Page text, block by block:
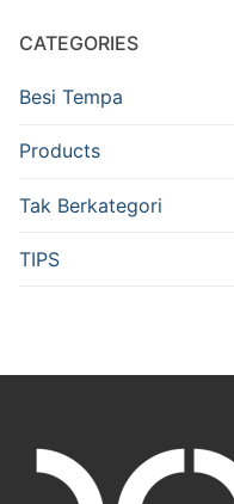
CATEGORIES
Besi Tempa
Products
Tak Berkategori
TIPS